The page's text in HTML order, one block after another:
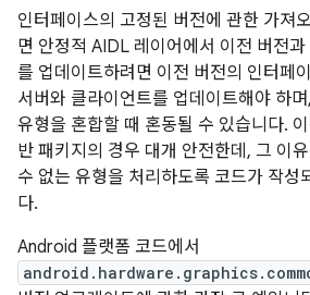
인터페이스의 고정된 버전에 관한 가져
면 안정적 AIDL 레이어에서 이전 버전과
를 업데이트하려면 이전 버전의 인터페
서버와 클라이언트를 업데이트해야 하
유형을 혼합할 때 혼동될 수 있습니다.
반 패키지의 경우 대개 안전한데, 그 이
수 없는 유형을 처리하도록 코드가 작성
다.
Android 플랫폼 코드에서